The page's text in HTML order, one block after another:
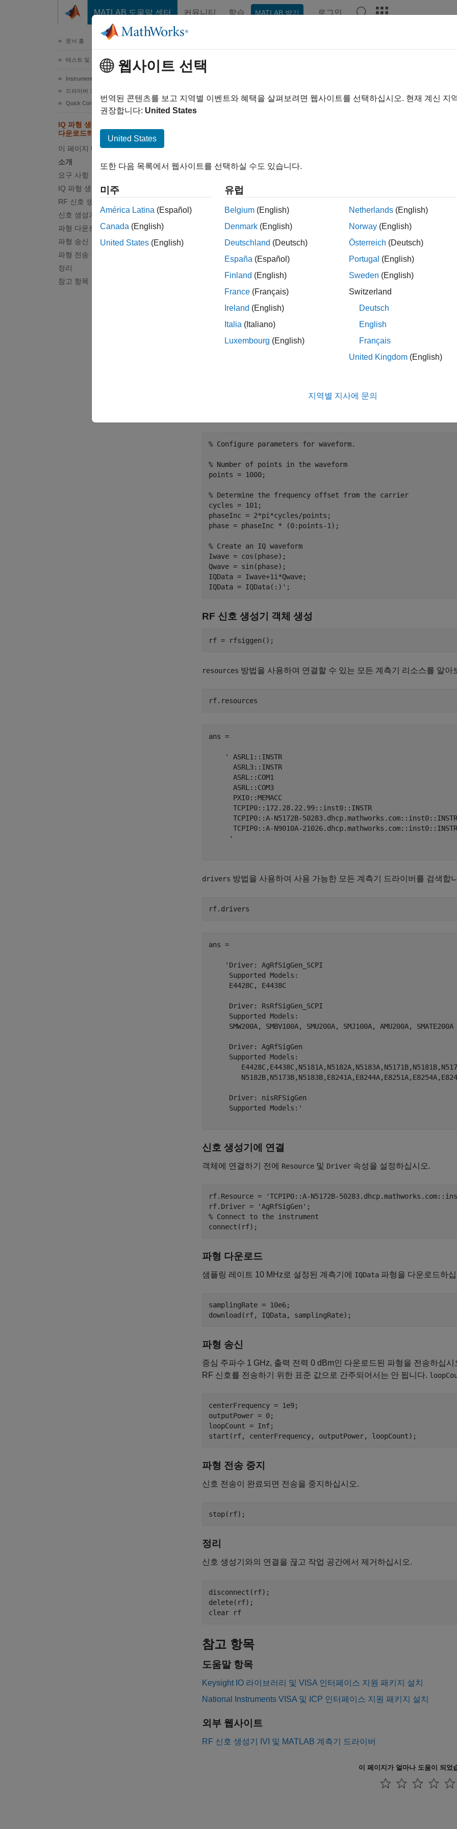
MATLAB 도움말 센터 커뮤니티 학습 MATLAB 받기 로그인
문서 홈
테스트 및 계측(T&M)
Instrument Control Toolbox
드라이버 기반 계측기 통신
Quick Control 인터페이스
IQ 파형 생성 및 RF 신호 생성기로
다운로드하기
이 페이지 내용
소개
요구 사항
IQ 파형 생성
RF 신호 생성기 객체 생성
신호 생성기에 연결
파형 다운로드
파형 송신
파형 전송 중지
정리
참고 항목
이 페이지는 기계 번역을 사용하여 번역되었습니다. 영어 원문을 보려
소개
요구 사항
이 예제를 실행하려면 다음이 필요합니다.
Keysight Technologies® N5172B 신호 생성기
Keysight VISA
Keysight Technologies N5172B 신호 생성기용 IVI-C 드라이버
National Instruments™ IVI® 규정 준수 패키지 버전 16.0.1.2 이상
이러한 요구 사항을 설치하는 방법에 대한 자세한 내용은 아래의 “참조
% Configure parameters for waveform.
% Number of points in the waveform
points = 1000;
% Determine the frequency offset from the carrier
cycles = 101;
phaseInc = 2*pi*cycles/points;
phase = phaseInc * (0:points-1);
% Create an IQ waveform
Iwave = cos(phase);
Qwave = sin(phase);
IQData = Iwave+1i*Qwave;
RF 신호 생성기 객체 생성
resources 방법을 사용하여 연결할 수 있는 모든 계측기 리소스를 알아
ans =
    ' ASRL1::INSTR
      ASRL3::INSTR
      ASRL::COM1
      ASRL::COM3
      PXI0::MEMACC
      TCPIP0::172.28.22.99::inst0::INSTR
      TCPIP0::A-N5172B-50283.dhcp.mathworks.com::inst0::INSTR
      TCPIP0::A-N9010A-21026.dhcp.mathworks.com::inst0::INSTR
     '
drivers 방법을 사용하여 사용 가능한 모든 계측기 드라이버를 검색합
ans =
    'Driver: AgRfSigGen_SCPI
     Supported Models:
     E4428C, E4438C
     Driver: RsRfSigGen_SCPI
     Supported Models:
     SMW200A, SMBV100A, SMU200A, SMJ100A, AMU200A, SMATE200A
     Driver: AgRfSigGen
     Supported Models:
     Driver: nisRFSigGen
     Supported Models:'
신호 생성기에 연결
객체에 연결하기 전에 Resource 및 Driver 속성을 설정하십시오.
rf.Resource =
'TCPIP0::A-N5172B-
rf.Driver =
'AgRfSigGen'
% Connect to the instrument
파형 다운로드
샘플링 레이트 10 MHz로 설정된 계측기에 IQData 파형을 다운로드하
samplingRate = 10e6;
파형 송신
중심 주파수 1 GHz, 출력 전력 0 dBm인 다운로드된 파형을 전송하십
RF 신호를 전송하기 위한 표준 값으로 간주되어서는 안 됩니다.
centerFrequency = 1e9;
outputPower = 0;
loopCount = Inf;
파형 전송 중지
신호 전송이 완료되면 전송을 중지하십시오.
정리
신호 생성기와의 연결을 끊고 작업 공간에서 제거하십시오.
disconnect(rf);
delete(rf);
clear
rf
참고 항목
도움말 항목
Keysight IO 라이브러리 및 VISA 인터페이스 지원 패키지 설치
National Instruments VISA 및 ICP 인터페이스 지원 패키지 설치
외부 웹사이트
RF 신호 생성기 IVI 및 MATLAB 계측기 드라이버
이 페이지가 얼마나 도움이 되었
웹사이트 선택
번역된 콘텐츠를 보고 지역별 이벤트와 혜택을 살펴보려면 웹사이트를 선택하십시오. 현재 계신 지
권장합니다: United States
United States
또한 다음 목록에서 웹사이트를 선택하실 수도 있습니다.
미주
América Latina (Español)
Canada (English)
United States (English)
유럽
Belgium (English)
Denmark (English)
Deutschland (Deutsch)
España (Español)
Finland (English)
France (Français)
Ireland (English)
Italia (Italiano)
Luxembourg (English)
Netherlands (English)
Norway (English)
Österreich (Deutsch)
Portugal (English)
Sweden (English)
Switzerland
Deutsch
English
Français
United Kingdom (English)
지역별 지사에 문의